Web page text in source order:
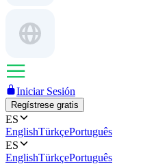
Iniciar Sesión
Regístrese gratis
ES
EnglishTürkçePortuguês
ES
EnglishTürkçePortuguês